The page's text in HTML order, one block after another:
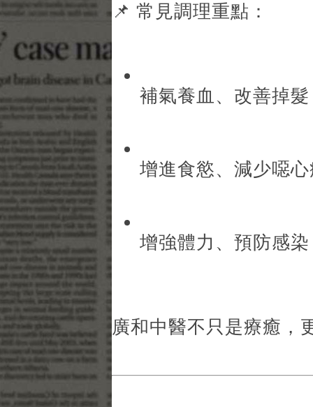
📌 常見調理重點：
補氣養血、改善掉髮
增進食慾、減少噁
增強體力、預防感染
廣和中醫不只是療癒，